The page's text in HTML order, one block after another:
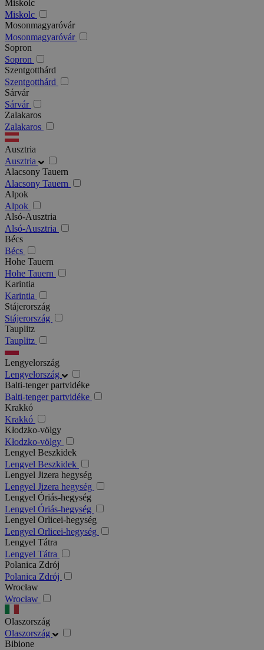
Miskolc
Miskolc
Mosonmagyaróvár
Mosonmagyaróvár
Sopron
Sopron
Szentgotthárd
Szentgotthárd
Sárvár
Sárvár
Zalakaros
Zalakaros
Ausztria
Ausztria
Alacsony Tauern
Alacsony Tauern
Alpok
Alpok
Alsó-Ausztria
Alsó-Ausztria
Bécs
Bécs
Hohe Tauern
Hohe Tauern
Karintia
Karintia
Stájerország
Stájerország
Tauplitz
Tauplitz
Lengyelország
Lengyelország
Balti-tenger partvidéke
Balti-tenger partvidéke
Krakkó
Krakkó
Kłodzko-völgy
Kłodzko-völgy
Lengyel Beszkidek
Lengyel Beszkidek
Lengyel Jizera hegység
Lengyel Jizera hegység
Lengyel Óriás-hegység
Lengyel Óriás-hegység
Lengyel Orlicei-hegység
Lengyel Orlicei-hegység
Lengyel Tátra
Lengyel Tátra
Polanica Zdrój
Polanica Zdrój
Wrocław
Wrocław
Olaszország
Olaszország
Bibione